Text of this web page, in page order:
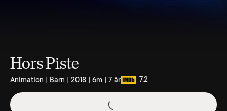
Hors Piste
Animation | Barn | 2018 | 6m | 7 år 7.2